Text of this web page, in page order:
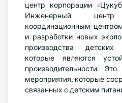
центр корпорации
Инженерный
координационным
и разработки новых
производства
которые являются
производительности.
мероприятия, которые
связанных с детским